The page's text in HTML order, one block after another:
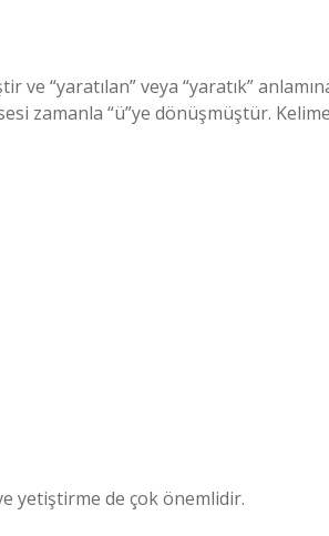
“yaratılan” veya “yaratık”
zamanla “ü”ye dönüşmüştür.
yetiştirme de çok önemlidir.